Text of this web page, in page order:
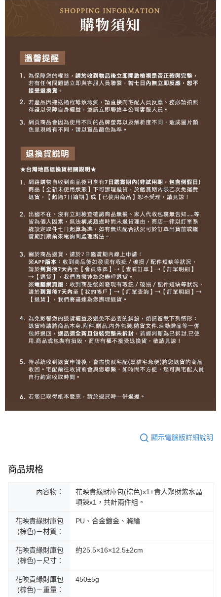
顯示電腦版詳細說明
商品規格
內容物：
花映貴緣財庫包(棕色)x1+貴人聚財紫水晶
項鍊x1，共計兩件組。
花映貴緣財庫包
(棕色)－材質：
PU、合金鍍金、滌綸
花映貴緣財庫包
(棕色)－尺寸：
約25.5×16×12.5±2cm
花映貴緣財庫包
(棕色)－重量：
450±5g